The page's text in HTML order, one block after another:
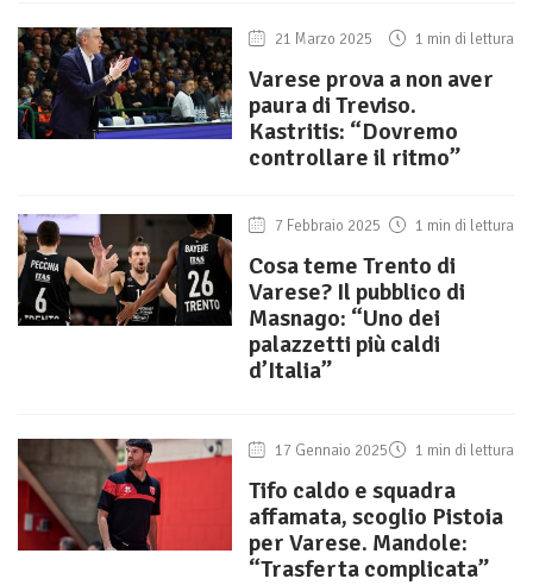
21 Marzo 2025 1 min di lettura
Varese prova a non aver
paura di Treviso.
Kastritis: “Dovremo
controllare il ritmo”
7 Febbraio 2025 1 min di lettura
Cosa teme Trento di
Varese? Il pubblico di
Masnago: “Uno dei
palazzetti più caldi
d’Italia”
17 Gennaio 2025 1 min di lettura
Tifo caldo e squadra
affamata, scoglio Pistoia
per Varese. Mandole:
“Trasferta complicata”